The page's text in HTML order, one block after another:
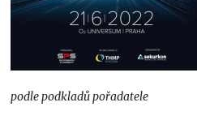
podle podkladů pořadatele